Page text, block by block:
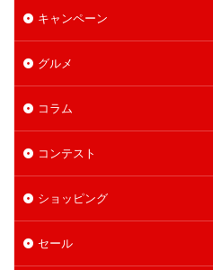
キャンペーン
グルメ
コラム
コンテスト
ショッピング
セール